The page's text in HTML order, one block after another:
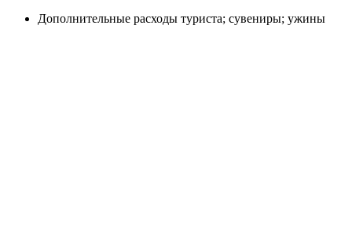
Дополнительные расходы туриста; сувениры; ужины